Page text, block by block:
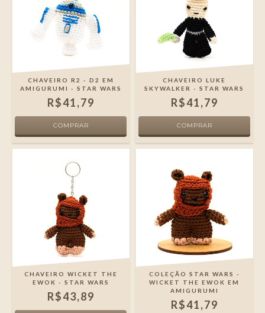
CHAVEIRO R2 - D2 EM
AMIGURUMI - STAR WARS
R$41,79
CHAVEIRO LUKE
SKYWALKER - STAR WARS
R$41,79
CHAVEIRO WICKET THE
EWOK - STAR WARS
R$43,89
COLEÇÃO STAR WARS -
WICKET THE EWOK EM
AMIGURUMI
R$41,79